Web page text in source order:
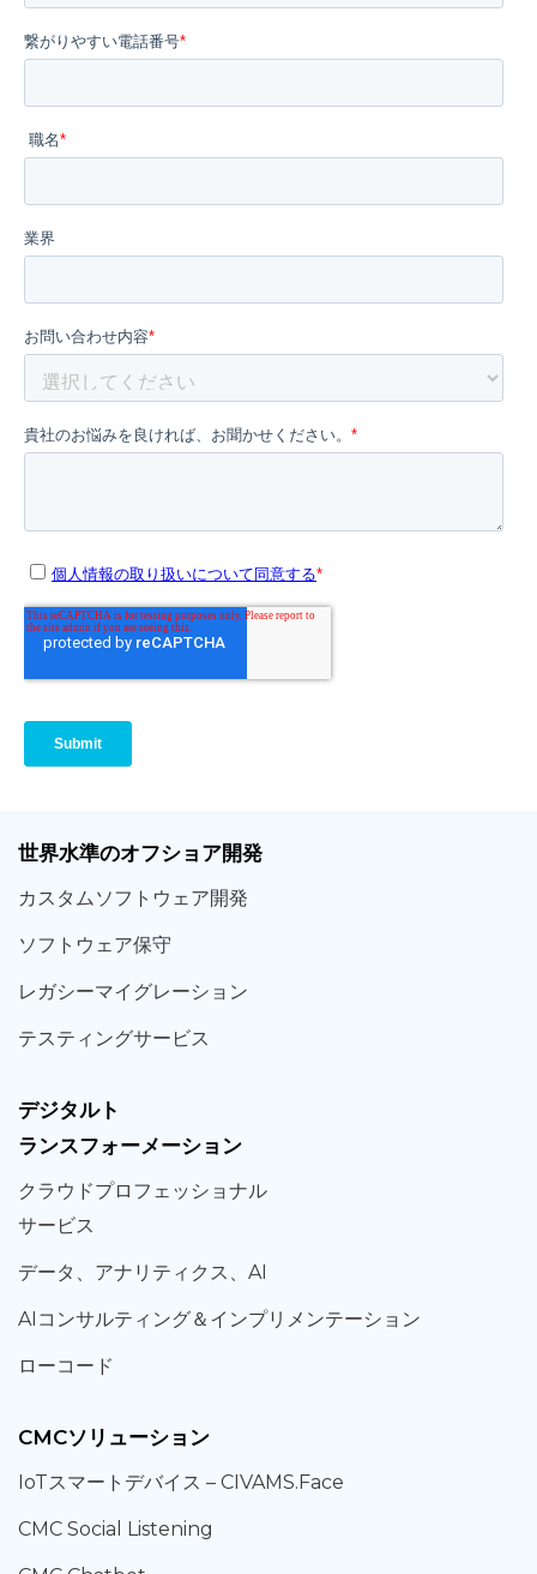
世界水準のオフショア開発
カスタム ソフトウェア開発
ソフト ウェア保守
レガシーマイグレーション
テスティングサービス
デジタルト
ランスフォーメーション
クラウドプロフェッショナル
サービス
データ、 アナリティクス、 AI
AIコンサルティング＆ インプリメンテーション
ローコード
CMCソリューション
IoTスマートデバイス – CIVAMS.Face
CMC Social Listening